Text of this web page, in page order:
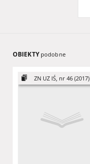
OBIEKTY podobne
ZN UZ IŚ, nr 46 (2017)